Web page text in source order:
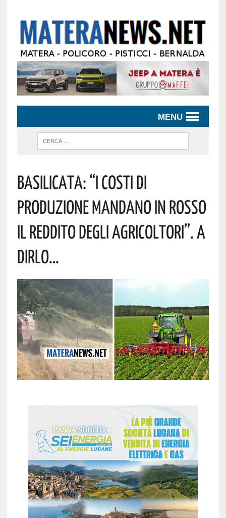
MENU
Basilicata: “I Costi Di
Produzione Mandano In Rosso
Il Reddito Degli Agricoltori”. A
Dirlo…